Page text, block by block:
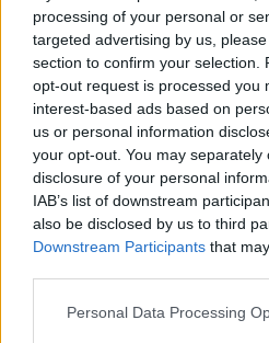
processing of your personal or
targeted advertising by us,
section to confirm your selection.
opt-out request is processed you
interest-based ads based on
us or personal information
your opt-out. You may
disclosure of your personal
IAB’s list of downstream
also be disclosed by us to third
Downstream Participants that
Personal Data Processing
Древен храм на
откриха под кафене
Полша
07.08.2026 / 16:00